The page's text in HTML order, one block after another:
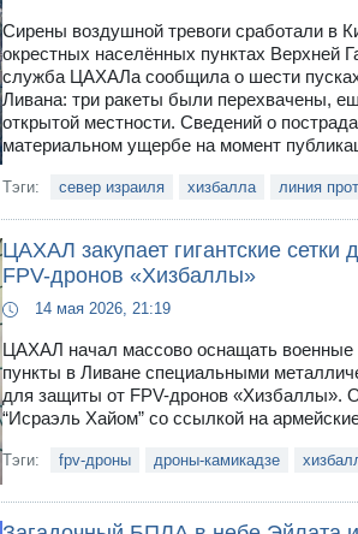
Сирены воздушной тревоги сработали в
окрестных населённых пунктах Верхней
служба ЦАХАЛа сообщила о шести
Ливана: три ракеты были перехвачены,
открытой местности. Сведений о
материальном ущербе на момент
Тэги: север израиля хизбалла линия
ЦАХАЛ закупает гигантские сетки
FPV-дронов «Хизбаллы»
14 мая 2026, 21:19
ЦАХАЛ начал массово оснащать
пункты в Ливане специальными
для защиты от FPV-дронов «Хизбаллы».
“Исраэль Хайом” со ссылкой на
Тэги: fpv-дроны дроны-камикадзе